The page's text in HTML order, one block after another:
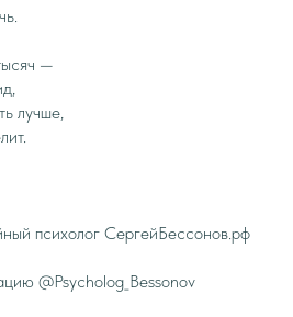
—
лучше,
психолог СергейБессонов.рф
@Psycholog_Bessonov